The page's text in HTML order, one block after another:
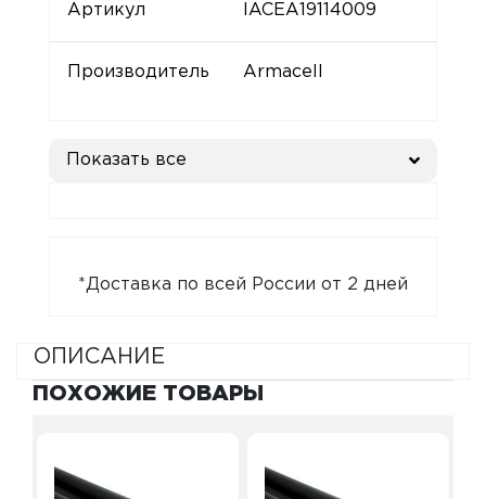
Артикул IACEA19114009
Производитель Armacell
Показать все
*Доставка по всей России от 2 дней
ОПИСАНИЕ
ПОХОЖИЕ ТОВАРЫ